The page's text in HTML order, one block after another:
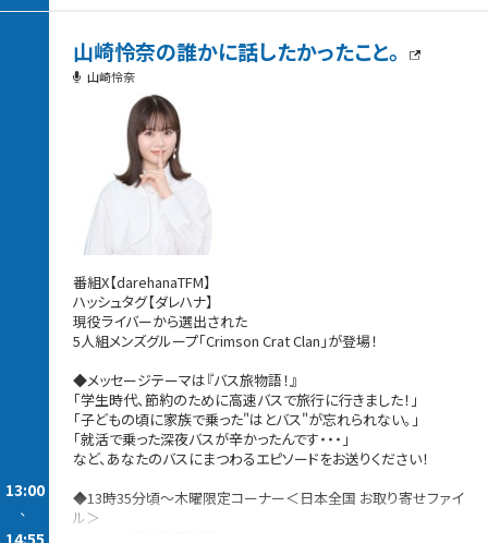
13:00
-
14:55
山崎怜奈の誰かに話したかったこと。
山崎怜奈
番組X【darehanaTFM】
ハッシュタグ【ダレハナ】
現役ライバーから選出された
5人組メンズグループ「Crimson Crat Clan」が登場！
◆メッセージテーマは『バス旅物語！』
「学生時代、節約のために高速バスで旅行に行きました！」
「子どもの頃に家族で乗った"はとバス"が忘れられない。」
「就活で乗った深夜バスが辛かったんです・・・」
など、あなたのバスにまつわるエピソードをお送りください！
◆13時35分頃〜木曜限定コーナー＜日本全国 お取り寄せファイ
ル＞